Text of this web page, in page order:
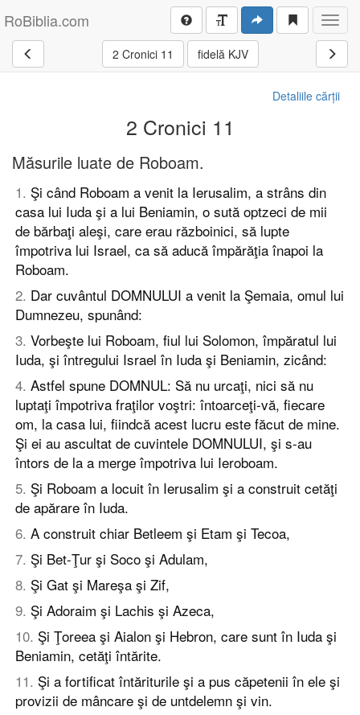
RoBiblia.com
2 Cronici 11 fidelă KJV
Detaliile cărții
2 Cronici 11
Măsurile luate de Roboam.
1. Şi când Roboam a venit la Ierusalim, a strâns din
casa lui Iuda şi a lui Beniamin, o sută optzeci de mii
de bărbaţi aleşi, care erau războinici, să lupte
împotriva lui Israel, ca să aducă împărăţia înapoi la
Roboam.
2. Dar cuvântul DOMNULUI a venit la Şemaia, omul lui
Dumnezeu, spunând:
3. Vorbeşte lui Roboam, fiul lui Solomon, împăratul lui
Iuda, şi întregului Israel în Iuda şi Beniamin, zicând:
4. Astfel spune DOMNUL: Să nu urcaţi, nici să nu
luptaţi împotriva fraţilor voştri: întoarceţi-vă, fiecare
om, la casa lui, fiindcă acest lucru este făcut de mine.
Şi ei au ascultat de cuvintele DOMNULUI, şi s-au
întors de la a merge împotriva lui Ieroboam.
5. Şi Roboam a locuit în Ierusalim şi a construit cetăţi
de apărare în Iuda.
6. A construit chiar Betleem şi Etam şi Tecoa,
7. Şi Bet-Ţur şi Soco şi Adulam,
8. Şi Gat şi Mareşa şi Zif,
9. Şi Adoraim şi Lachis şi Azeca,
10. Şi Ţoreea şi Aialon şi Hebron, care sunt în Iuda şi
Beniamin, cetăţi întărite.
11. Şi a fortificat întăriturile şi a pus căpetenii în ele şi
provizii de mâncare şi de untdelemn şi vin.